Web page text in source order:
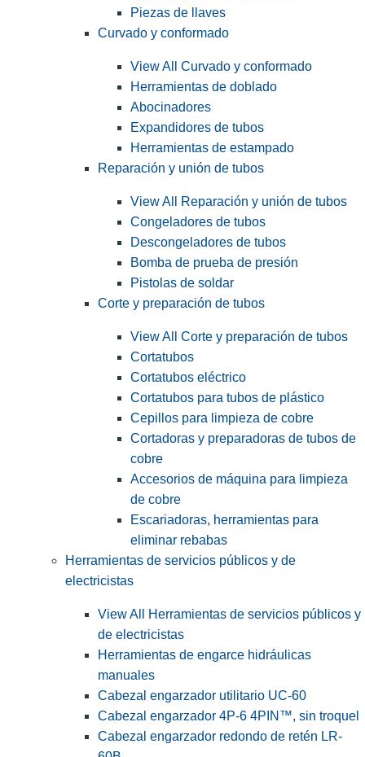
Piezas de llaves
Curvado y conformado
View All Curvado y conformado
Herramientas de doblado
Abocinadores
Expandidores de tubos
Herramientas de estampado
Reparación y unión de tubos
View All Reparación y unión de tubos
Congeladores de tubos
Descongeladores de tubos
Bomba de prueba de presión
Pistolas de soldar
Corte y preparación de tubos
View All Corte y preparación de tubos
Cortatubos
Cortatubos eléctrico
Cortatubos para tubos de plástico
Cepillos para limpieza de cobre
Cortadoras y preparadoras de tubos de
cobre
Accesorios de máquina para limpieza
de cobre
Escariadoras, herramientas para
eliminar rebabas
Herramientas de servicios públicos y de
electricistas
View All Herramientas de servicios públicos y
de electricistas
Herramientas de engarce hidráulicas
manuales
Cabezal engarzador utilitario UC-60
Cabezal engarzador 4P-6 4PIN™, sin troquel
Cabezal engarzador redondo de retén LR-